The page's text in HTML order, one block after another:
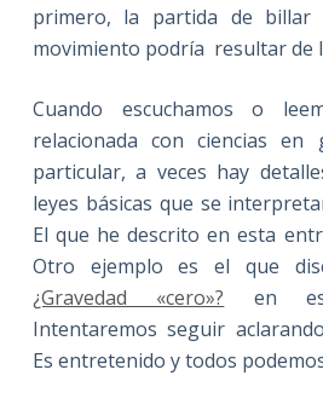
primero, la partida de
movimiento podría resultar de
Cuando escuchamos o
relacionada con ciencias
particular, a veces hay
leyes básicas que se
El que he descrito en esta
Otro ejemplo es el que
¿Gravedad «cero»? en
Intentaremos seguir
Es entretenido y todos